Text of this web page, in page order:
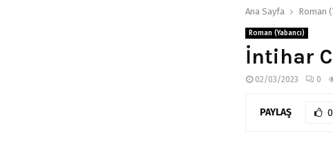
Ana Sayfa Roman
Roman (Yabancı)
İntihar
02/03/2023 0
PAYLAŞ 0